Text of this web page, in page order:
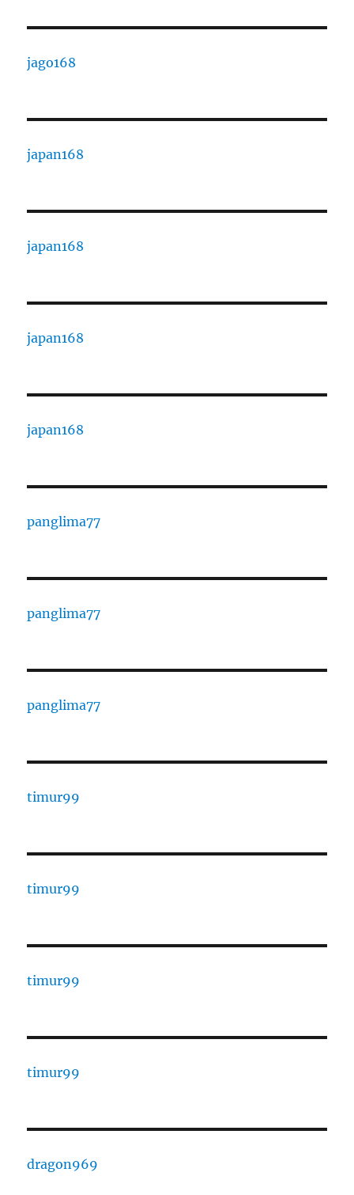
jago168
japan168
japan168
japan168
japan168
panglima77
panglima77
panglima77
timur99
timur99
timur99
timur99
dragon969